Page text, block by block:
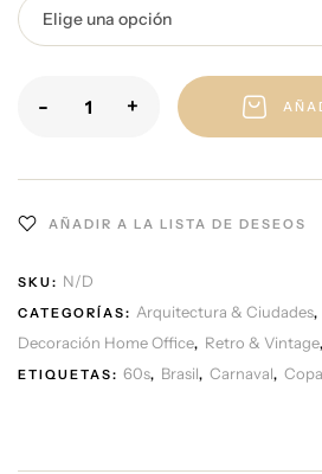
- +
AÑADIR A LA LISTA DE DESEOS
SKU: N/D
CATEGORÍAS: Arquitectura & Ciudades,
Decoración Home Office, Retro & Vintage,
ETIQUETAS: 60s, Brasil, Carnaval,